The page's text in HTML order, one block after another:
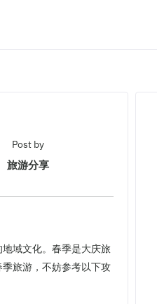
Post by
旅游分享
域文化。春季是大庆旅
旅游，不妨参考以下攻